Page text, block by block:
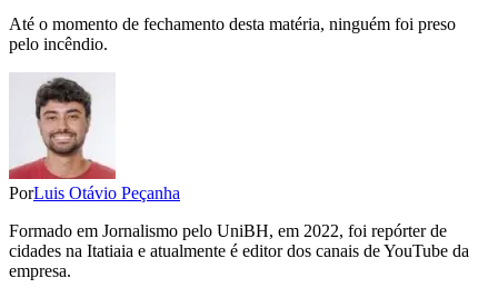
Até o momento de fechamento desta matéria, ninguém foi preso
pelo incêndio.
PorLuis Otávio Peçanha
Formado em Jornalismo pelo UniBH, em 2022, foi repórter de
cidades na Itatiaia e atualmente é editor dos canais de YouTube da
empresa.